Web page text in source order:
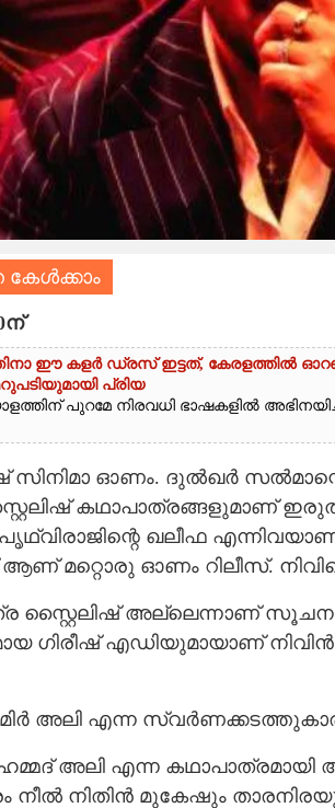
ഈ കളർ ഡ്രസ് ഇട്ടത്, കേരളത്തിൽ
പ്രിയ
പുറമേ നിരവധി ഭാഷകളിൽ
സിനിമാ ഓണം. ദുൽഖർ
കഥാപാത്രങ്ങളുമാണ്
ഖലീഫ
മറ്റൊരു ഓണം റിലീസ്.
സ്റ്റൈലിഷ് അല്ലെന്നാണ്
ഗിരീഷ് എഡിയുമായാണ് നിവിൻ
അലി എന്ന
അലി എന്ന
നിതിൻ മുകേഷും